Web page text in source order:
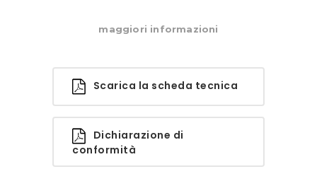
maggiori informazioni
Scarica la scheda tecnica
Dichiarazione di
conformità